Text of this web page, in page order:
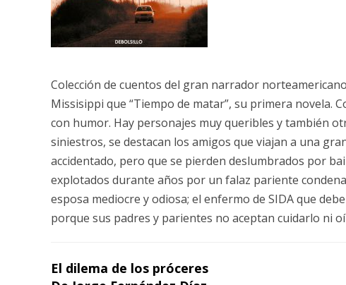
Colección de cuentos del gran narrador
Missisippi que “Tiempo de matar”, su primera novela.
con humor. Hay personajes muy queribles y también
siniestros, se destacan los amigos que viajan a una
accidentado, pero que se pierden deslumbrados por
explotados durante años por un falaz pariente
esposa mediocre y odiosa; el enfermo de SIDA que
porque sus padres y parientes no aceptan cuidarlo ni
El dilema de los próceres